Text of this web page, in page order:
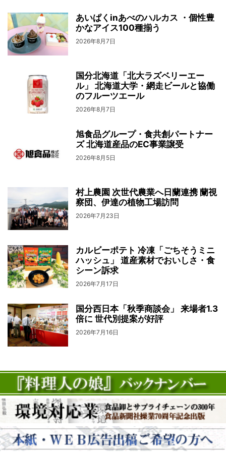
あいぱくinあべのハルカス ・個性豊
かなアイス100種揃う
2026年8月7日
国分北海道「北大ラズベリーエー
ル」 北海道大学・網走ビールと協働
のフルーツエール
2026年8月7日
旭食品グループ・食共創パートナー
ズ 北海道産品のEC事業譲受
2026年8月5日
村上農園 次世代農業へ日蘭連携 蘭視
察団、伊達の植物工場訪問
2026年7月23日
カルビーポテト 冷凍「ごちそうミニ
ハッシュ」 道産素材でおいしさ・食
シーン訴求
2026年7月17日
国分西日本「秋季商談会」 来場者1.3
倍に 世代別提案が好評
2026年7月16日